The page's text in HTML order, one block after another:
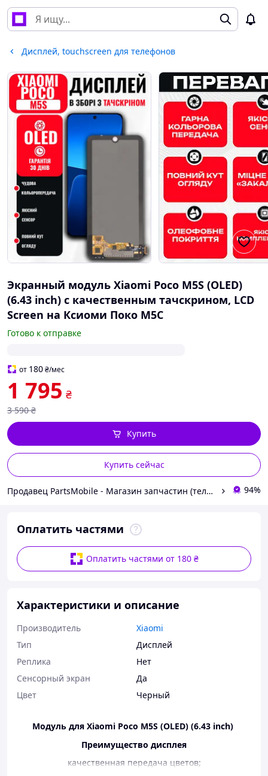
Дисплей, touchscreen для телефонов
Экранный модуль Xiaomi Poco M5S (OLED)
(6.43 inch) с качественным тачскрином, LCD
Screen на Ксиоми Поко М5С
Готово к отправке
от 180₴/мес
1 795 ₴
3 590 ₴
Купить сейчас
Купить
Продавец PartsMobile - Магазин запчастин (телефони, планшети, ноутбуки) 94%
Оплатить частями
Оплатить частями от 180 ₴
Характеристики и описание
Производитель
Xiaomi
Тип
Дисплей
Реплика
Нет
Сенсорный экран
Да
Цвет
Черный
Модуль для Xiaomi Poco M5S (OLED) (6.43 inch)
Преимущество дисплея
качественная передача цветов;